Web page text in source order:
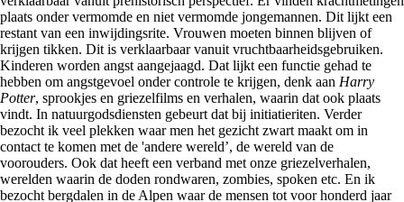
plaats onder vermomde en niet vermomde jongemannen. Dit lijkt een
restant van een inwijdingsrite. Vrouwen moeten binnen blijven of
krijgen tikken. Dit is verklaarbaar vanuit vruchtbaarheidsgebruiken.
Kinderen worden angst aangejaagd. Dat lijkt een functie gehad te
hebben om angstgevoel onder controle te krijgen, denk aan Harry
Potter, sprookjes en griezelfilms en verhalen, waarin dat ook plaats
vindt. In natuurgodsdiensten gebeurt dat bij initiatieriten. Verder
bezocht ik veel plekken waar men het gezicht zwart maakt om in
contact te komen met de 'andere wereld’, de wereld van de
voorouders. Ook dat heeft een verband met onze griezelverhalen,
werelden waarin de doden rondwaren, zombies, spoken etc. En ik
bezocht bergdalen in de Alpen waar de mensen tot voor honderd jaar